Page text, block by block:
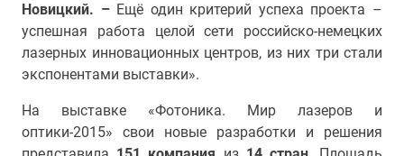
Новицкий. –Ещё один критерий успеха проекта –
успешная работа целой сети российско-немецких
лазерных инновационных центров, из них три стали
экспонентами выставки».
На выставке «Фотоника. Мир лазеров и
оптики-2015» свои новые разработки и решения